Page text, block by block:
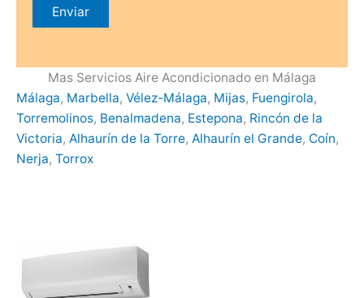
Mas Servicios Aire Acondicionado en Málaga
Málaga, Marbella, Vélez-Málaga, Mijas, Fuengirola,
Torremolinos, Benalmadena, Estepona, Rincón de la
Victoria, Alhaurín de la Torre, Alhaurín el Grande, Coín,
Nerja, Torrox